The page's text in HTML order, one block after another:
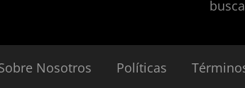
Nosotros Políticas